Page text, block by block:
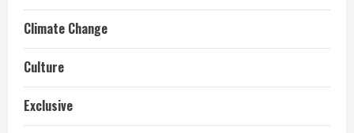
Climate Change
Culture
Exclusive